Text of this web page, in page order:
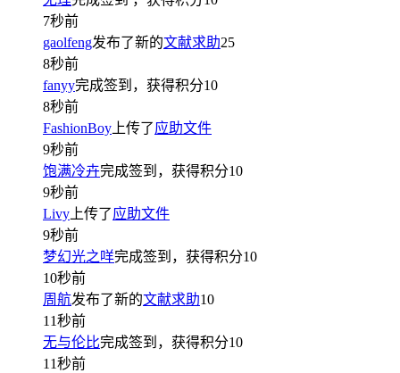
7秒前
gaolfeng发布了新的文献求助25
8秒前
fanyy完成签到，获得积分10
8秒前
FashionBoy上传了 应助文件
9秒前
饱满冷卉完成签到，获得积分10
9秒前
Livy上传了 应助文件
9秒前
梦幻光之咩完成签到，获得积分10
10秒前
周航发布了新的文献求助10
11秒前
无与伦比完成签到，获得积分10
11秒前